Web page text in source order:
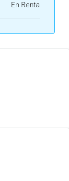
En Renta